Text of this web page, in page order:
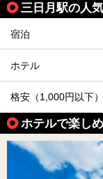
三日月駅の人
宿泊
ホテル
格安（1,000円以下）
ホテルで楽し